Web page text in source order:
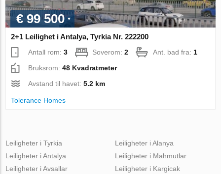
€ 99 500
2+1 Leilighet i Antalya, Tyrkia Nr. 222200
Antall rom:3 Soverom:2 Ant. bad fra: 1
Bruksrom:48 Kvadratmeter
Avstand til havet:5.2 km
Tolerance Homes
Leiligheter i Tyrkia
Leiligheter i Antalya
Leiligheter i Avsallar
Leiligheter i Alanya
Leiligheter i Mahmutlar
Leiligheter i Kargicak